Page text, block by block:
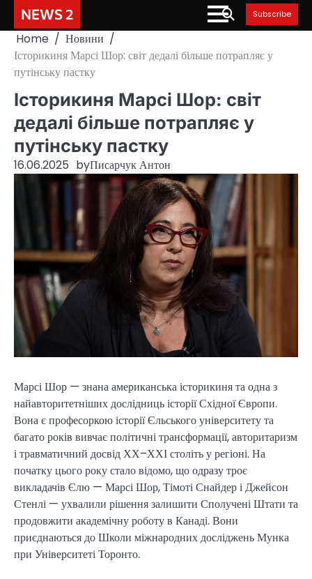
content
NEWS 2 Subscribe
Home
Новини
Історикиня Марсі Шор: світ дедалі більше потрапляє у
путінську пастку
Історикиня Марсі Шор: світ
дедалі більше потрапляє у
путінську пастку
16.06.2025 byПисарчук Антон
Марсі Шор — знана американська історикиня та одна з
найавторитетніших дослідниць історії Східної Європи.
Вона є професоркою історії Єльського університету та
багато років вивчає політичні трансформації, авторитаризм
і травматичний досвід ХХ–ХХІ століть у регіоні. На
початку цього року стало відомо, що одразу троє
викладачів Єлю — Марсі Шор, Тімоті Снайдер і Джейсон
Стенлі — ухвалили рішення залишити Сполучені Штати та
продовжити академічну роботу в Канаді. Вони
приєднаються до Школи міжнародних досліджень Мунка
при Університеті Торонто.